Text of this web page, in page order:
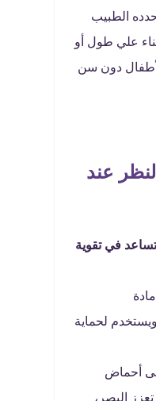
الطبيب
علي طول أو
دون سن
عند
في تقوية
لحماية
أحماض
أن تعزز البصر،